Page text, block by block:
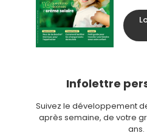
Infolettre
Suivez le développement
après semaine, de votre
ans.